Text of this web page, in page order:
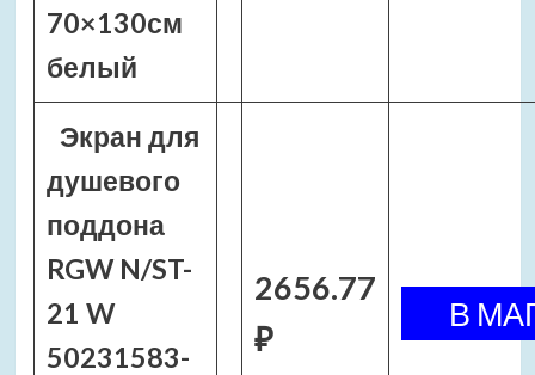
70×130см
белый
Экран для
душевого
поддона
RGW N/ST-
21 W
50231583-
2656.77
₽